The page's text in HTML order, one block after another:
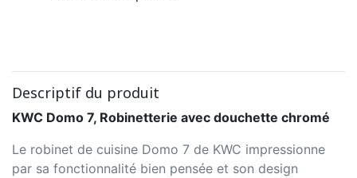
Descriptif du produit
KWC Domo 7, Robinetterie avec douchette chromé
Le robinet de cuisine Domo 7 de KWC impressionne
par sa fonctionnalité bien pensée et son design